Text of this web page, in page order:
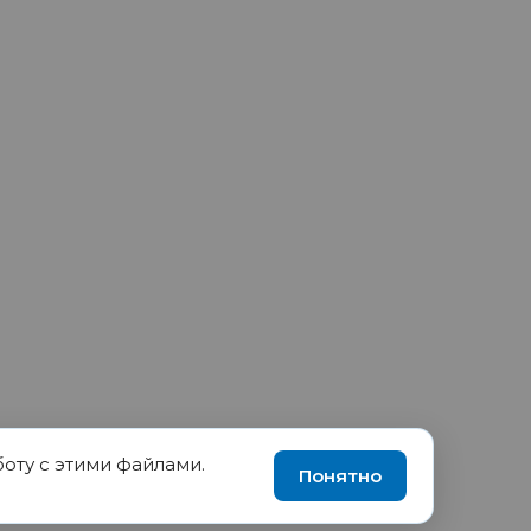
ИНН 1655417189
с этими файлами.
Понятно